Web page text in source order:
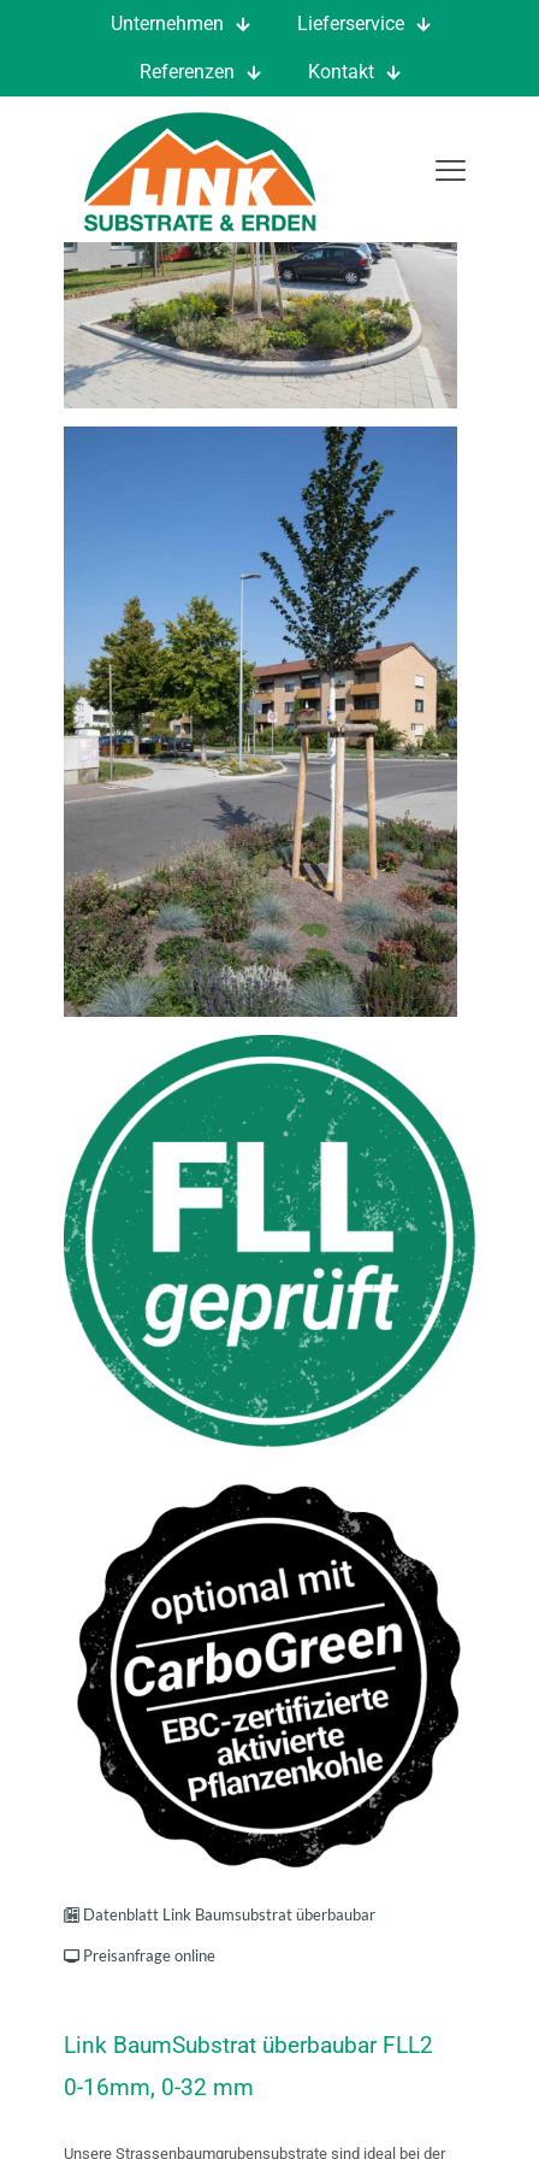
Unternehmen Lieferservice
Referenzen Kontakt
Datenblatt Link Baumsubstrat überbaubar
Preisanfrage online
Link BaumSubstrat überbaubar FLL2
0-16mm, 0-32 mm
Unsere Strassenbaumgrubensubstrate sind ideal bei der